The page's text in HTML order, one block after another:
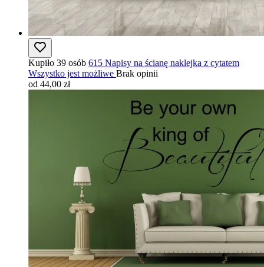
Kupiło 39 osób 615 Napisy na ścianę naklejka z cytatem
Wszystko jest możliwe Brak opinii
od 44,00 zł